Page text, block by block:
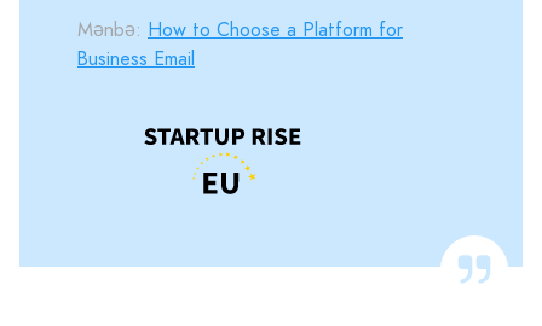
Mənbə: How to Choose a Platform for
Business Email